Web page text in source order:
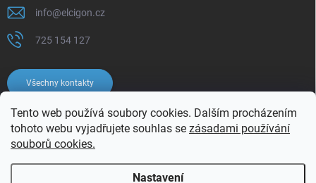
Tento web používá soubory cookies. Dalším procházením
tohoto webu vyjadřujete souhlas se zásadami používání
souborů cookies.
Nastavení
info@elcigon.cz
725 154 127
Všechny kontakty